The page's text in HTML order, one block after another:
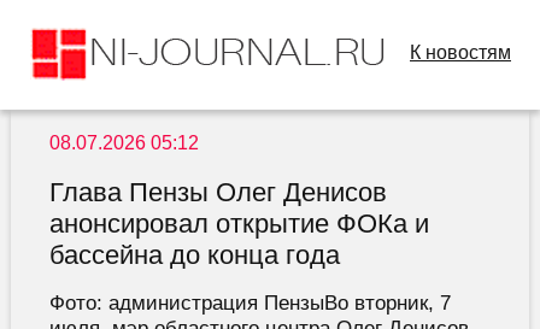
К новостям
08.07.2026 05:12
Глава Пензы Олег Денисов
анонсировал открытие ФОКа и
бассейна до конца года
Фото: администрация ПензыВо вторник, 7